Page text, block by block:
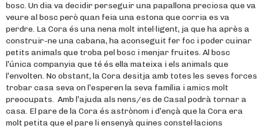
bosc. Un dia va decidir perseguir una papallona preciosa que va
veure al bosc però quan feia una estona que corria es va
perdre. La Cora és una nena molt intel·ligent, ja que ha après a
construir-ne una cabana, ha aconseguit fer foc i poder cuinar
petits animals que troba pel bosc i menjar fruites. Al bosc
l’única companyia que té és ella mateixa i els animals que
l’envolten. No obstant, la Cora desitja amb totes les seves forces
trobar casa seva on l’esperen la seva família i amics molt
preocupats. Amb l’ajuda als nens/es de Casal podrà tornar a
casa. El pare de la Cora és astrònom i d’ençà que la Cora era
molt petita que el pare li ensenyà quines constel·lacions